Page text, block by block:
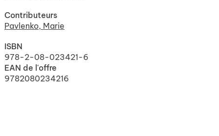
Contributeurs
Pavlenko, Marie
ISBN
978-2-08-023421-6
EAN de l'offre
9782080234216